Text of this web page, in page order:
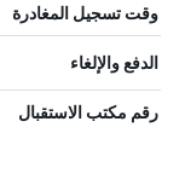
وقت تسجيل المغادرة
الدفع والإلغاء
رقم مكتب الاستقبال